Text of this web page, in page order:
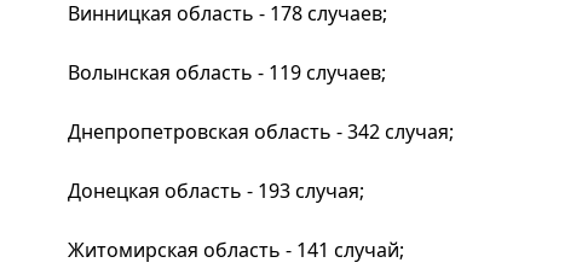
Винницкая область - 178 случаев;
Волынская область - 119 случаев;
Днепропетровская область - 342 случая;
Донецкая область - 193 случая;
Житомирская область - 141 случай;